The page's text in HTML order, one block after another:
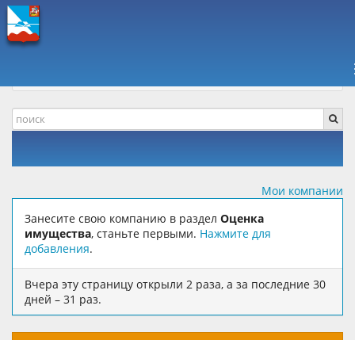
Мои компании
Занесите свою компанию в раздел Оценка
имущества, станьте первыми. Нажмите для
добавления.
Вчера эту страницу открыли 2 раза, а за последние 30
дней – 31 раз.